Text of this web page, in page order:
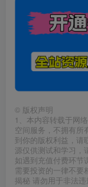
© 版权声明
1、本内容转载于网
空间服务，不拥有所
到你的版权利益，请
源仅供测试和学习，
如遇到充值付费环节
需要投资的一律不要
揭秘 请勿用于非法